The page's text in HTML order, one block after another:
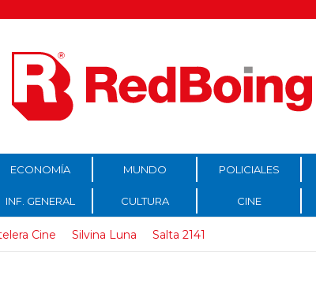
ECONOMÍA MUNDO POLICIALES
INF. GENERAL CULTURA CINE
Cine Silvina Luna Salta 2141